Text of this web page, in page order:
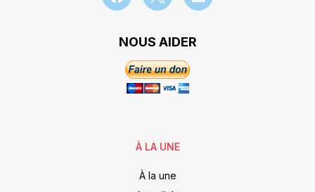
NOUS AIDER
À LA UNE
À la une